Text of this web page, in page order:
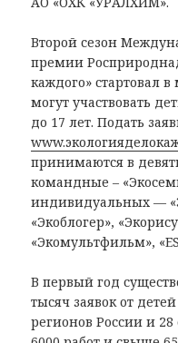
Второй сезон
премии
каждого» стартовал
могут участвовать
до 17 лет. Подать
принимаются в
командные –
индивидуальных —
«Экоблогер»,
«Экомультфильм»,
В первый год
тысяч заявок от
регионов России и